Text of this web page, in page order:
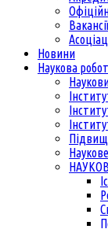
Новини
Наукова